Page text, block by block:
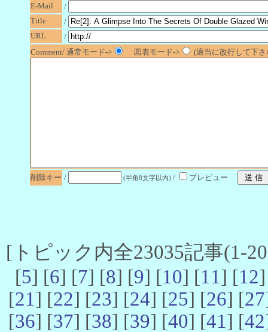
E-Mail
/
Title
/
URL
/
Comment/ 通常モード->
図表モード-> (適当に改行して下
削除キー / (半角8文字以内) / プレビュー
[トピック内全23035記事(1-
[5] [6] [7] [8] [9] [10] [11] [12
[21] [22] [23] [24] [25] [26] [27
[36] [37] [38] [39] [40] [41] [42